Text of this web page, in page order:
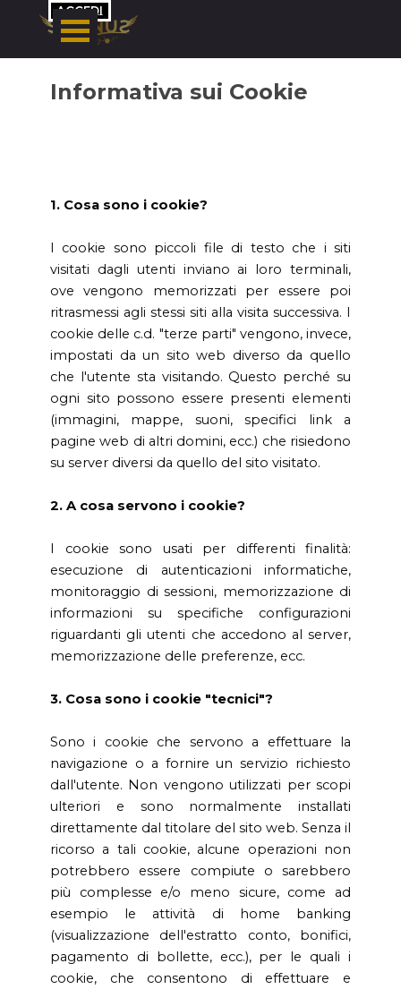
Vai ai contenuti
ACCEDI
Informativa sui Cookie
1. Cosa sono i cookie?
I cookie sono piccoli file di testo che i siti
visitati dagli utenti inviano ai loro terminali,
ove vengono memorizzati per essere poi
ritrasmessi agli stessi siti alla visita successiva. I
cookie delle c.d. "terze parti" vengono, invece,
impostati da un sito web diverso da quello
che l'utente sta visitando. Questo perché su
ogni sito possono essere presenti elementi
(immagini, mappe, suoni, specifici link a
pagine web di altri domini, ecc.) che risiedono
su server diversi da quello del sito visitato.
2. A cosa servono i cookie?
I cookie sono usati per differenti finalità:
esecuzione di autenticazioni informatiche,
monitoraggio di sessioni, memorizzazione di
informazioni su specifiche configurazioni
riguardanti gli utenti che accedono al server,
memorizzazione delle preferenze, ecc.
3. Cosa sono i cookie "tecnici"?
Sono i cookie che servono a effettuare la
navigazione o a fornire un servizio richiesto
dall'utente. Non vengono utilizzati per scopi
ulteriori e sono normalmente installati
direttamente dal titolare del sito web. Senza il
ricorso a tali cookie, alcune operazioni non
potrebbero essere compiute o sarebbero
più complesse e/o meno sicure, come ad
esempio le attività di home banking
(visualizzazione dell'estratto conto, bonifici,
pagamento di bollette, ecc.), per le quali i
cookie, che consentono di effettuare e